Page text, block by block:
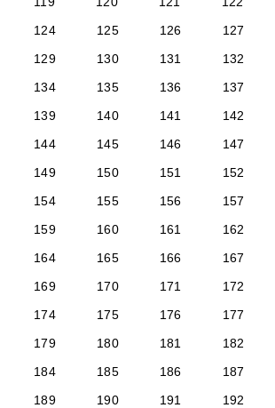
124
125 126 127
129
130 131 132
134
135 136 137
139
140 141 142
144
145 146 147
149
150 151 152
154
155 156 157
159
160 161 162
164
165 166 167
169
170 171 172
174
175 176 177
179
180 181 182
184
185 186 187
189
190 191 192